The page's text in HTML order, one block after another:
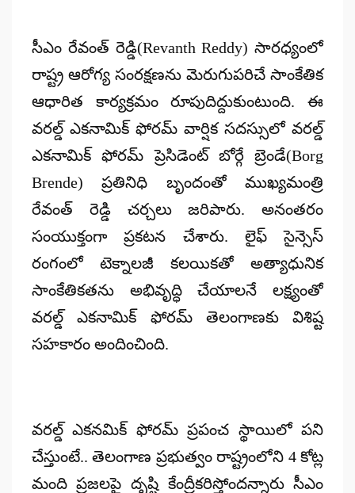
సీఎం రేవంత్‌ రెడ్డి(Revanth Reddy) సారధ్యంలో
రాష్ట్ర ఆరోగ్య సంరక్షణను మెరుగుపరిచే సాంకేతిక
ఆధారిత కార్యక్రమం రూపుదిద్దుకుంటుంది. ఈ
వరల్డ్ ఎకనామిక్ ఫోరమ్ వార్షిక సదస్సులో వరల్డ్
ఎకనామిక్ ఫోరమ్ ప్రెసిడెంట్ బోర్గే బ్రెండే(Borg
Brende) ప్రతినిధి బృందంతో ముఖ్యమంత్రి
రేవంత్ రెడ్డి చర్చలు జరిపారు. అనంతరం
సంయుక్తంగా ప్రకటన చేశారు. లైఫ్ సైన్సెస్
రంగంలో టెక్నాలజీ కలయికతో అత్యాధునిక
సాంకేతికతను అభివృద్ధి చేయాలనే లక్ష్యంతో
వరల్డ్ ఎకనామిక్ ఫోరమ్ తెలంగాణకు విశిష్ట
సహకారం అందించింది.
వరల్డ్ ఎకనమిక్ ఫోరమ్ ప్రపంచ స్థాయిలో పని
చేస్తుంటే.. తెలంగాణ ప్రభుత్వం రాష్ట్రంలోని 4 కోట్ల
మంది ప్రజలపై దృష్టి కేంద్రీకరిస్తోందన్నారు సీఎం